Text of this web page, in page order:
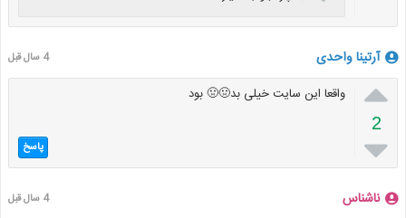
آرتینا واحدی 4 سال قبل

2

واقعا این سایت خیلی بد🤢🤢 بود
پاسخ
ناشناس 4 سال قبل